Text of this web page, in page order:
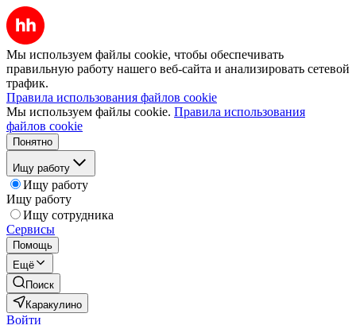
Мы используем файлы cookie, чтобы обеспечивать
правильную работу нашего веб-сайта и анализировать сетевой
трафик.
Правила использования файлов cookie
Мы используем файлы cookie. Правила использования
файлов cookie
Понятно
Ищу работу
Ищу работу
Ищу работу
Ищу сотрудника
Сервисы
Помощь
Ещё
Поиск
Каракулино
Войти